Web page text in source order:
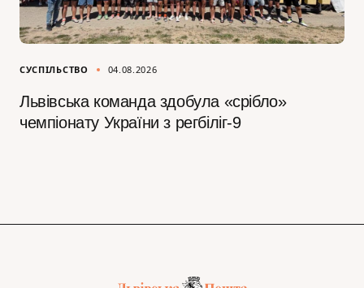
СУСПІЛЬСТВО 04.08.2026
Львівська команда здобула «срібло»
чемпіонату України з регбіліг-9